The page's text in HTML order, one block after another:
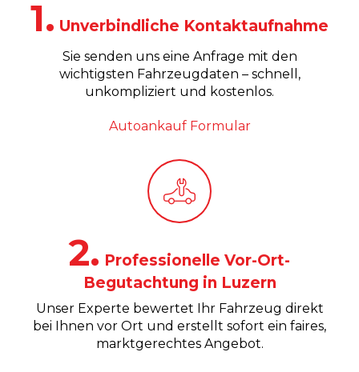
1. Unverbindliche Kontaktaufnahme
Sie senden uns eine Anfrage mit den
wichtigsten Fahrzeugdaten – schnell,
unkompliziert und kostenlos.
Autoankauf Formular
2. Professionelle Vor-Ort-
Begutachtung in Luzern
Unser Experte bewertet Ihr Fahrzeug direkt
bei Ihnen vor Ort und erstellt sofort ein faires,
marktgerechtes Angebot.